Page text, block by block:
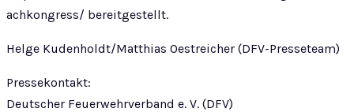
achkongress/ bereitgestellt.
Helge Kudenholdt/Matthias Oestreicher (DFV-Presseteam)
Pressekontakt:
Deutscher Feuerwehrverband e. V. (DFV)